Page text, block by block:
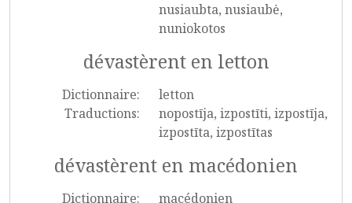
nusiaubta, nusiaubė,
nuniokotos
dévastèrent en letton
Dictionnaire:
letton
Traductions:
nopostīja, izpostīti, izpostīja,
izpostīta, izpostītas
dévastèrent en macédonien
Dictionnaire:
macédonien